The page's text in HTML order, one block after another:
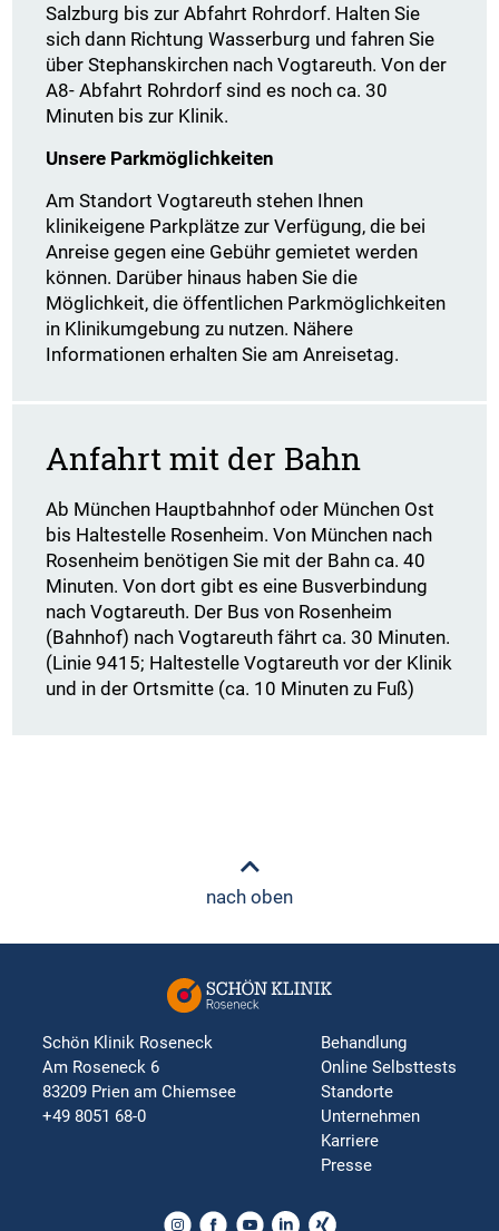
Salzburg bis zur Abfahrt Rohrdorf. Halten Sie
sich dann Richtung Wasserburg und fahren Sie
über Stephanskirchen nach Vogtareuth. Von der
A8- Abfahrt Rohrdorf sind es noch ca. 30
Minuten bis zur Klinik.
Unsere Parkmöglichkeiten
Am Standort Vogtareuth stehen Ihnen
klinikeigene Parkplätze zur Verfügung, die bei
Anreise gegen eine Gebühr gemietet werden
können. Darüber hinaus haben Sie die
Möglichkeit, die öffentlichen Parkmöglichkeiten
in Klinikumgebung zu nutzen. Nähere
Informationen erhalten Sie am Anreisetag.
Anfahrt mit der Bahn
Ab München Hauptbahnhof oder München Ost
bis Haltestelle Rosenheim. Von München nach
Rosenheim benötigen Sie mit der Bahn ca. 40
Minuten. Von dort gibt es eine Busverbindung
nach Vogtareuth. Der Bus von Rosenheim
(Bahnhof) nach Vogtareuth fährt ca. 30 Minuten.
(Linie 9415; Haltestelle Vogtareuth vor der Klinik
und in der Ortsmitte (ca. 10 Minuten zu Fuß)
nach oben
Schön Klinik Roseneck
Am Roseneck 6
83209 Prien am Chiemsee
+49 8051 68-0
Behandlung
Online Selbsttests
Standorte
Unternehmen
Karriere
Presse